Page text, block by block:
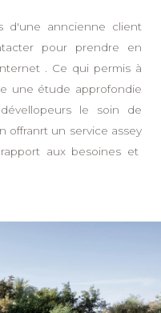
d'une anncienne client
pour prendre en
. Ce qui permis à
une étude approfondie
le soin de
offranrt un service assey
aux besoines et